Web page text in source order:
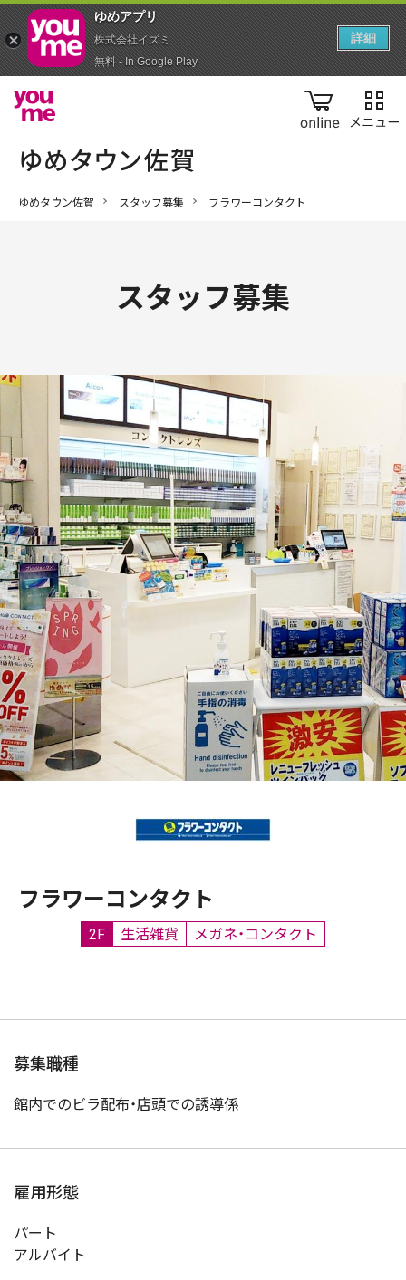
online
ゆめタウン佐賀 スタッフ募集 フラワーコンタクト
スタッフ募集
フラワーコンタクト
2F 生活雑貨 メガネ・コンタクト
募集職種
館内でのビラ配布・店頭での誘導係
雇用形態
パート
アルバイト
ゆめアプ‪リ‬
株式会社イズミ
無料 - In Google Play
詳細